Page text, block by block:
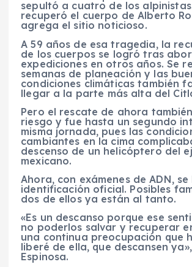
sepultó a cuatro de los
recuperó el cuerpo de Alberto
agrega el sitio noticioso.
A 59 años de esa tragedia, la
de los cuerpos se logró tras
expediciones en otros años. Se
semanas de planeación y las
condiciones climáticas también
llegar a la parte más alta del
Pero el rescate de ahora
riesgo y fue hasta un segundo
misma jornada, pues las
cambiantes en la cima
descenso de un helicóptero del
mexicano.
Ahora, con exámenes de ADN,
identificación oficial. Posibles
dos de ellos ya están al tanto.
«Es un descanso porque ese
no poderlos salvar y recuperar
una continua preocupación que
liberé de ella, que descansen
Espinosa.